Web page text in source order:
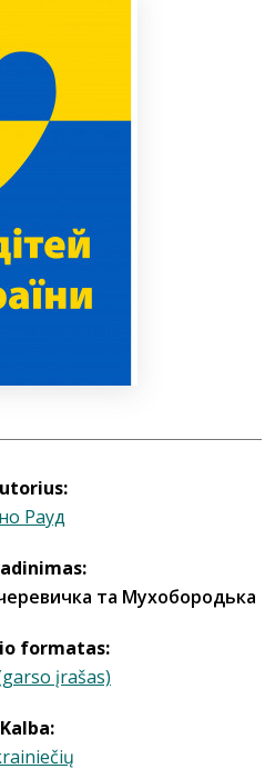
Рауд
та Мухобородька
formatas:
įrašas)
Kalba: